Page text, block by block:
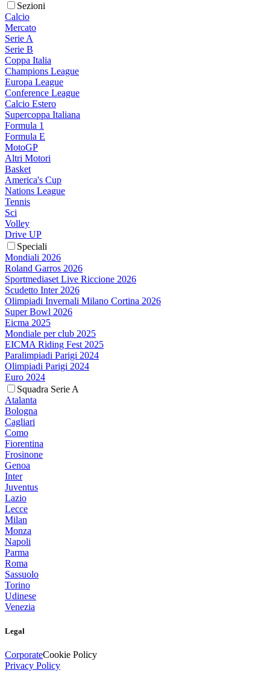
Sezioni
Calcio
Mercato
Serie A
Serie B
Coppa Italia
Champions League
Europa League
Conference League
Calcio Estero
Supercoppa Italiana
Formula 1
Formula E
MotoGP
Altri Motori
Basket
America's Cup
Nations League
Tennis
Sci
Volley
Drive UP
Speciali
Mondiali 2026
Roland Garros 2026
Sportmediaset Live Riccione 2026
Scudetto Inter 2026
Olimpiadi Invernali Milano Cortina 2026
Super Bowl 2026
Eicma 2025
Mondiale per club 2025
EICMA Riding Fest 2025
Paralimpiadi Parigi 2024
Olimpiadi Parigi 2024
Euro 2024
Squadra Serie A
Atalanta
Bologna
Cagliari
Como
Fiorentina
Frosinone
Genoa
Inter
Juventus
Lazio
Lecce
Milan
Monza
Napoli
Parma
Roma
Sassuolo
Torino
Udinese
Venezia
Legal
CorporateCookie Policy
Privacy Policy